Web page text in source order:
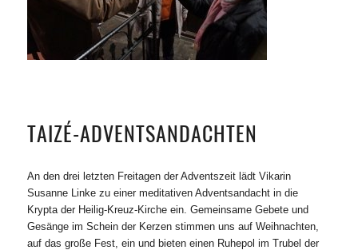
TAIZÉ-ADVENTSANDACHTEN
An den drei letzten Freitagen der Adventszeit lädt Vikarin
Susanne Linke zu einer meditativen Adventsandacht in die
Krypta der Heilig-Kreuz-Kirche ein. Gemeinsame Gebete und
Gesänge im Schein der Kerzen stimmen uns auf Weihnachten,
auf das große Fest, ein und bieten einen Ruhepol im Trubel der